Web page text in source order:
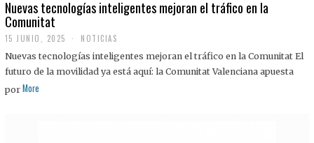
Nuevas tecnologías inteligentes mejoran el tráfico en la
Comunitat
15 JUNIO, 2025 NOTICIAS
Nuevas tecnologías inteligentes mejoran el tráfico en la Comunitat El
futuro de la movilidad ya está aquí: la Comunitat Valenciana apuesta
por More